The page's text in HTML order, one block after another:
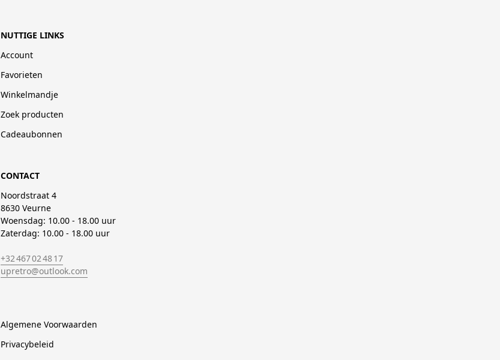
NUTTIGE LINKS
Account
Favorieten
Winkelmandje
Zoek producten
Cadeaubonnen
CONTACT
Noordstraat 4
8630 Veurne
Woensdag: 10.00 - 18.00 uur
Zaterdag: 10.00 - 18.00 uur
+32 467 02 48 17
upretro@outlook.com
Algemene Voorwaarden
Privacybeleid